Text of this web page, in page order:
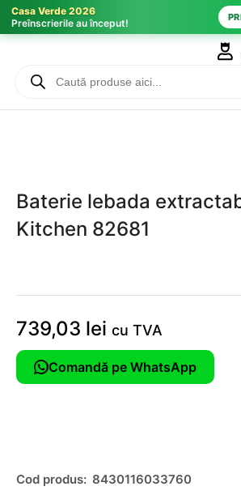
Casa Verde 2026
Preînscrierile au început!
Baterie lebada
Kitchen 82681
739,03 lei cu TVA
Comandă pe WhatsApp
Cod produs: 8430116033760